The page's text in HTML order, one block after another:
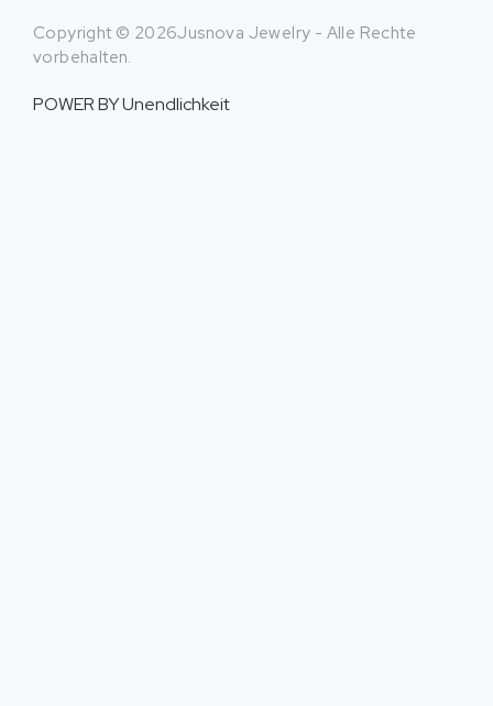
Copyright © 2026Jusnova Jewelry - Alle Rechte
vorbehalten.
POWER BYUnendlichkeit